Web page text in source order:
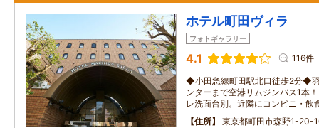
ホテル町田ヴィラ
フォトギャラリー
4.1 116件
◆小田急線町田駅北口徒歩2分◆
ンターまで空港リムジンバス1本
レ洗面台別。近隣にコンビニ・飲
住所
東京都町田市森野1-20-